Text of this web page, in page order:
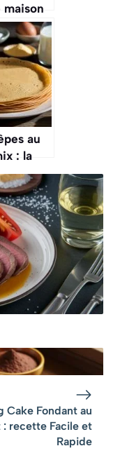
au
: la
et
Cake Fondant au
: recette Facile et
Rapide